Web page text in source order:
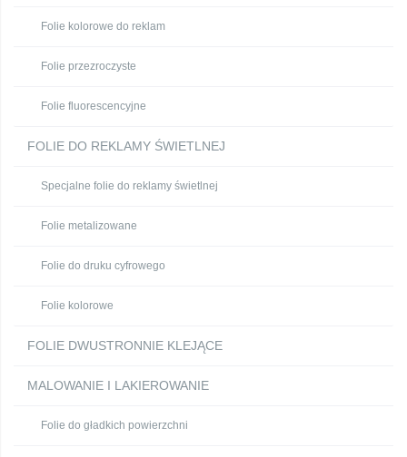
Folie kolorowe do reklam
Folie przezroczyste
Folie fluorescencyjne
FOLIE DO REKLAMY ŚWIETLNEJ
Specjalne folie do reklamy świetlnej
Folie metalizowane
Folie do druku cyfrowego
Folie kolorowe
FOLIE DWUSTRONNIE KLEJĄCE
MALOWANIE I LAKIEROWANIE
Folie do gładkich powierzchni